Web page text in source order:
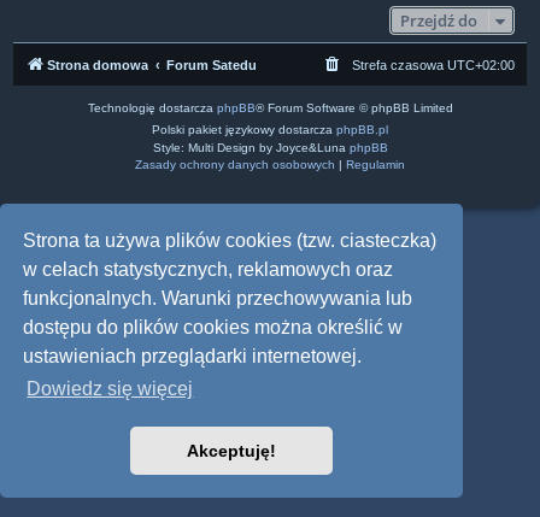
Strona ta używa plików cookies (tzw. ciasteczka)
w celach statystycznych, reklamowych oraz
funkcjonalnych. Warunki przechowywania lub
dostępu do plików cookies można określić w
ustawieniach przeglądarki internetowej.
Dowiedz się więcej
Akceptuję!
Przejdź do
Strona domowa Forum Satedu Strefa czasowa UTC+02:00
Technologię dostarcza phpBB® Forum Software © phpBB Limited
Polski pakiet językowy dostarcza phpBB.pl
Style: Multi Design by Joyce&Luna phpBB
Zasady ochrony danych osobowych | Regulamin